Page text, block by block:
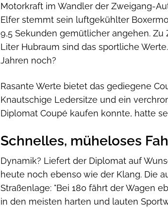
Motorkraft im Wandler der Zweigang-
Elfer stemmt sein luftgekühlter
9,5 Sekunden gemütlicher angehen.
Liter Hubraum sind das sportliche
Jahren noch?
Rasante Werte bietet das gediegene
Knautschige Ledersitze und ein
Diplomat Coupé kaufen konnte, hatte
Schnelles, müheloses
Dynamik? Liefert der Diplomat auf
heute noch ebenso wie der Klang. Die
Straßenlage: "Bei 180 fährt der Wagen
in den meisten harten und lauten